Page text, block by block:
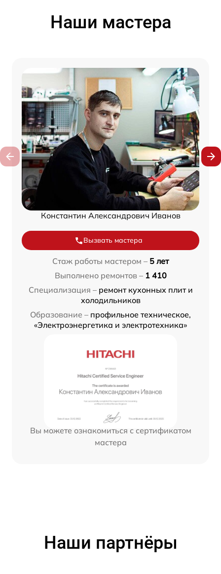
Наши мастера
Константин Александрович Иванов
Вызвать мастера
Стаж работы мастером – 5 лет
Выполнено ремонтов – 1 410
Специализация – ремонт кухонных плит и
холодильников
Образование – профильное техническое,
«Электроэнергетика и электротехника»
Вы можете ознакомиться с сертификатом
мастера
Наши партнёры